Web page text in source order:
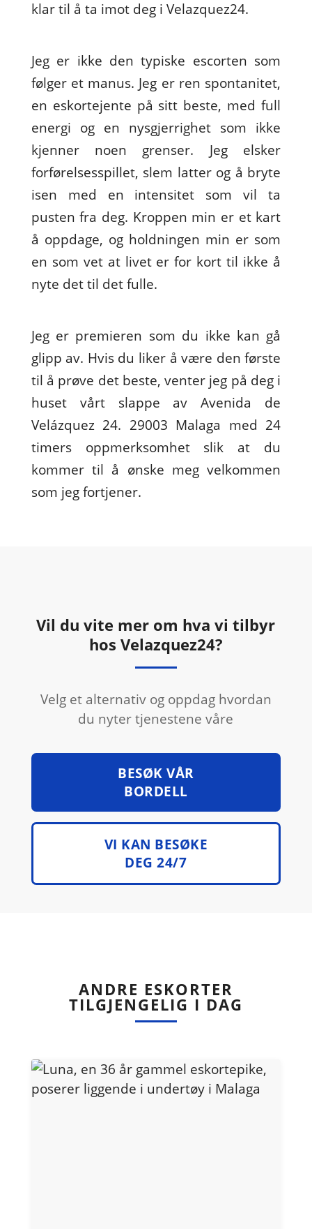
klar til å ta imot deg i Velazquez24.
Jeg er ikke den typiske escorten som
følger et manus. Jeg er ren spontanitet,
en eskortejente på sitt beste, med full
energi og en nysgjerrighet som ikke
kjenner noen grenser. Jeg elsker
forførelsesspillet, slem latter og å bryte
isen med en intensitet som vil ta
pusten fra deg. Kroppen min er et kart
å oppdage, og holdningen min er som
en som vet at livet er for kort til ikke å
nyte det til det fulle.
Jeg er premieren som du ikke kan gå
glipp av. Hvis du liker å være den første
til å prøve det beste, venter jeg på deg i
huset vårt slappe av Avenida de
Velázquez 24. 29003 Malaga med 24
timers oppmerksomhet slik at du
kommer til å ønske meg velkommen
som jeg fortjener.
Vil du vite mer om hva vi tilbyr
hos Velazquez24?
Velg et alternativ og oppdag hvordan
du nyter tjenestene våre
BESØK VÅR
BORDELL
VI KAN BESØKE
DEG 24/7
ANDRE ESKORTER
TILGJENGELIG I DAG